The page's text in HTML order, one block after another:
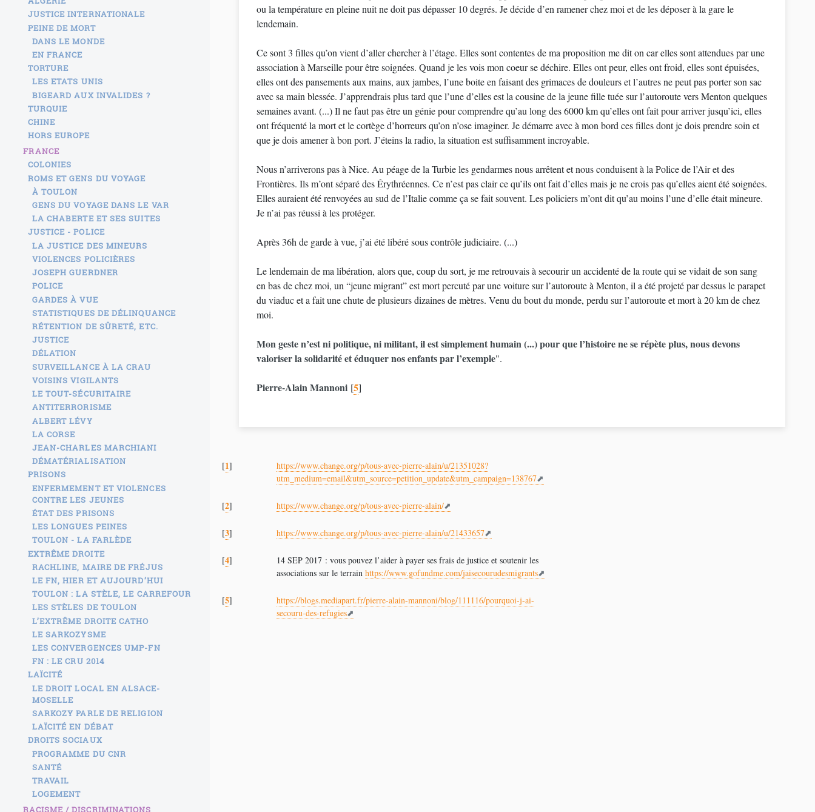
ou la température en pleine nuit ne doit pas dépasser 10 degrés. Je décide d’en ramener chez moi et de les déposer à la gare le
lendemain.
Ce sont 3 filles qu’on vient d’aller chercher à l’étage. Elles sont contentes de ma proposition me dit on car elles sont attendues par une
association à Marseille pour être soignées. Quand je les vois mon coeur se déchire. Elles ont peur, elles ont froid, elles sont épuisées,
elles ont des pansements aux mains, aux jambes, l’une boite en faisant des grimaces de douleurs et l’autres ne peut pas porter son sac
avec sa main blessée. J’apprendrais plus tard que l’une d’elles est la cousine de la jeune fille tuée sur l’autoroute vers Menton quelques
semaines avant. (...) Il ne faut pas être un génie pour comprendre qu’au long des 6000 km qu’elles ont fait pour arriver jusqu’ici, elles
ont fréquenté la mort et le cortège d’horreurs qu’on n’ose imaginer. Je démarre avec à mon bord ces filles dont je dois prendre soin et
que je dois amener à bon port. J’éteins la radio, la situation est suffisamment incroyable.
Nous n’arriverons pas à Nice. Au péage de la Turbie les gendarmes nous arrêtent et nous conduisent à la Police de l’Air et des
Frontières. Ils m’ont séparé des Érythréennes. Ce n’est pas clair ce qu’ils ont fait d’elles mais je ne crois pas qu’elles aient été soignées.
Elles auraient été renvoyées au sud de l’Italie comme ça se fait souvent. Les policiers m’ont dit qu’au moins l’une d’elle était mineure.
Je n’ai pas réussi à les protéger.
Après 36h de garde à vue, j’ai été libéré sous contrôle judiciaire. (...)
Le lendemain de ma libération, alors que, coup du sort, je me retrouvais à secourir un accidenté de la route qui se vidait de son sang
en bas de chez moi, un “jeune migrant” est mort percuté par une voiture sur l’autoroute à Menton, il a été projeté par dessus le parapet
du viaduc et a fait une chute de plusieurs dizaines de mètres. Venu du bout du monde, perdu sur l’autoroute et mort à 20 km de chez
moi.
Mon geste n’est ni politique, ni militant, il est simplement humain (...) pour que l’histoire ne se répète plus, nous devons
valoriser la solidarité et éduquer nos enfants par l’exemple".
Pierre-Alain Mannoni [5]
[1]
https://www.change.org/p/tous-avec-pierre-alain/u/21351028?
utm_medium=email&utm_source=petition_update&utm_campaign=138767
[2] https://www.change.org/p/tous-avec-pierre-alain/
[3] https://www.change.org/p/tous-avec-pierre-alain/u/21433657
[4]
14 SEP 2017 : vous pouvez l’aider à payer ses frais de justice et soutenir les
associations sur le terrain https://www.gofundme.com/jaisecourudesmigrants
[5]
https://blogs.mediapart.fr/pierre-alain-mannoni/blog/111116/pourquoi-j-ai-
secouru-des-refugies
JUSTICE INTERNATIONALE
PEINE DE MORT
DANS LE MONDE
EN FRANCE
TORTURE
LES ETATS UNIS
BIGEARD AUX INVALIDES ?
TURQUIE
CHINE
HORS EUROPE
FRANCE
COLONIES
ROMS ET GENS DU VOYAGE
À TOULON
GENS DU VOYAGE DANS LE VAR
LA CHABERTE ET SES SUITES
JUSTICE - POLICE
LA JUSTICE DES MINEURS
VIOLENCES POLICIÈRES
JOSEPH GUERDNER
POLICE
GARDES À VUE
STATISTIQUES DE DÉLINQUANCE
RÉTENTION DE SÛRETÉ, ETC.
JUSTICE
DÉLATION
SURVEILLANCE À LA CRAU
VOISINS VIGILANTS
LE TOUT-SÉCURITAIRE
ANTITERRORISME
ALBERT LÉVY
LA CORSE
JEAN-CHARLES MARCHIANI
DÉMATÉRIALISATION
PRISONS
ENFERMEMENT ET VIOLENCES
CONTRE LES JEUNES
ÉTAT DES PRISONS
LES LONGUES PEINES
TOULON - LA FARLÈDE
EXTRÊME DROITE
RACHLINE, MAIRE DE FRÉJUS
LE FN, HIER ET AUJOURD’HUI
TOULON : LA STÈLE, LE CARREFOUR
LES STÈLES DE TOULON
L’EXTRÊME DROITE CATHO
LE SARKOZYSME
LES CONVERGENCES UMP-FN
FN : LE CRU 2014
LAÏCITÉ
LE DROIT LOCAL EN ALSACE-
MOSELLE
SARKOZY PARLE DE RELIGION
LAÏCITÉ EN DÉBAT
DROITS SOCIAUX
PROGRAMME DU CNR
SANTÉ
TRAVAIL
LOGEMENT
RACISME / DISCRIMINATIONS